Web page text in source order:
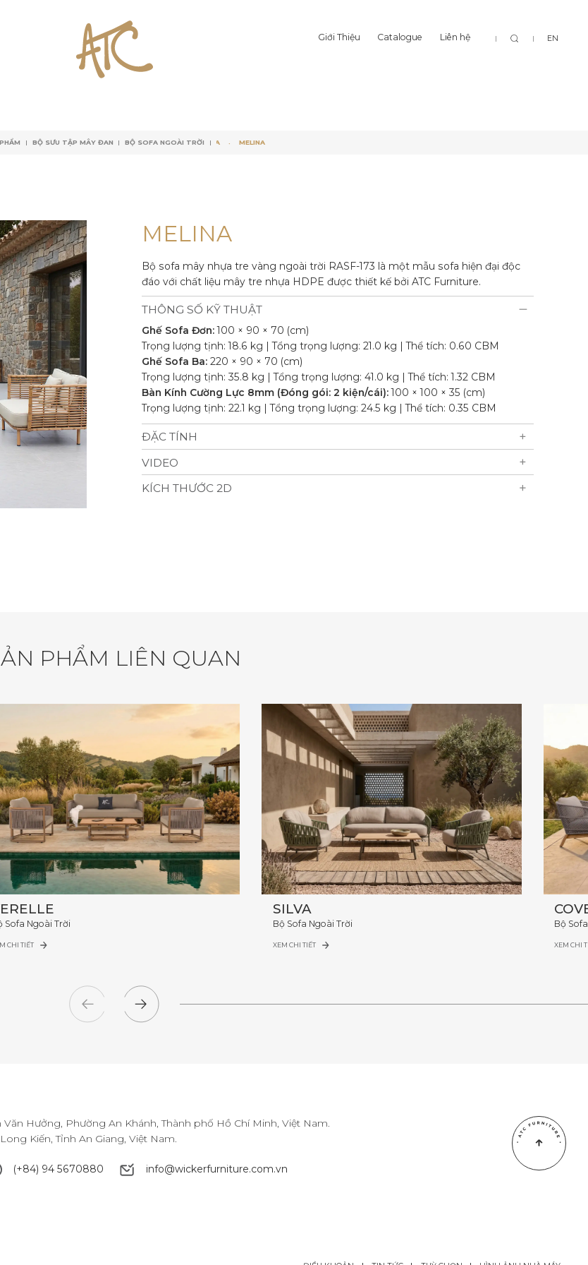
Giới Thiệu Catalogue Liên hệ EN
BỘ SƯU TẬP MÂY ĐAN
BỘ SƯU TẬP MÂY ĐAN
BỘ SƯU TẬP MÂY ĐAN BỘ SOFA NGOÀI TRỜI
MELINA MELINA
MELINA
Bộ sofa mây nhựa tre vàng ngoài trời RASF-173 là một mẫu sofa hiện đại độc
đáo với chất liệu mây tre nhựa HDPE được thiết kế bởi ATC Furniture.
THÔNG SỐ KỸ THUẬT
Ghế Sofa Đơn:100 × 90 × 70 (cm)
Trọng lượng tịnh: 18.6 kg | Tổng trọng lượng: 21.0 kg | Thể tích: 0.60 CBM
Ghế Sofa Ba: 220 × 90 × 70 (cm)
Trọng lượng tịnh: 35.8 kg | Tổng trọng lượng: 41.0 kg | Thể tích: 1.32 CBM
Bàn Kính Cường Lực 8mm (Đóng gói: 2 kiện/cái):100 × 100 × 35 (cm)
Trọng lượng tịnh: 22.1 kg | Tổng trọng lượng: 24.5 kg | Thể tích: 0.35 CBM
ĐẶC TÍNH
Vật Liệu Chống Chịu Thời Tiết: Mây nhựa HDPE giả tre, khung nhôm, đệm dày
15cm, vải trượt nước (250g), có bo viền.
Sản Phẩm Bao Gồm: 2 Ghế sofa đơn, 1 Ghế sofa ba chỗ, 1 Bàn kính cường lực
VIDEO
KÍCH THƯỚC 2D
ẢN PHẨM LIÊN QUAN
Sofa Ngoài Trời
CHI TIẾT
SILVA
Bộ Sofa Ngoài Trời
XEM CHI TIẾT
Bộ
XEM CHI
Văn Hưởng, Phường An Khánh, Thành phố Hồ Chí Minh, Việt Nam.
Kiến, Tỉnh An Giang, Việt Nam.
(+84) 94 5670880 info@wickerfurniture.com.vn